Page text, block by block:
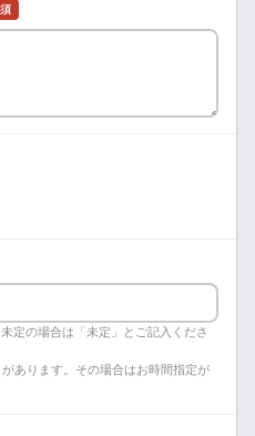
定の場合は「未定」とご記入くださ
あります。その場合はお時間指定が